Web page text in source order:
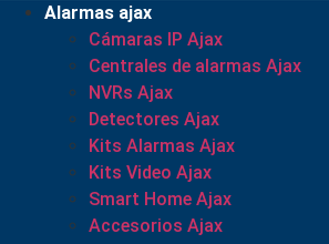
Alarmas ajax
Cámaras IP Ajax
Centrales de alarmas Ajax
NVRs Ajax
Detectores Ajax
Kits Alarmas Ajax
Kits Video Ajax
Smart Home Ajax
Accesorios Ajax